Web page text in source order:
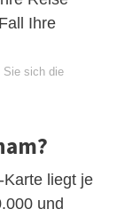
Ihre
Sie sich die
liegt je
und